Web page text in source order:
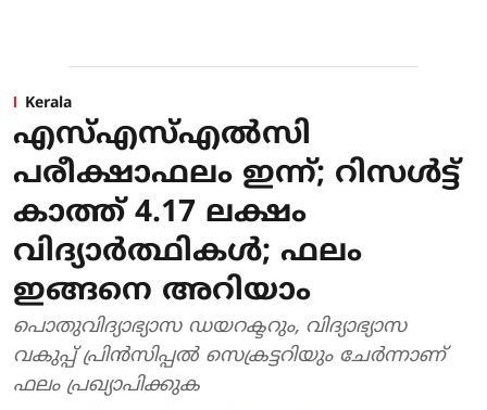
Kerala
എസ്എസ്എല്‍സി
പരീക്ഷാഫലം ഇന്ന്; റിസൾട്ട്
കാത്ത് 4.17 ലക്ഷം
വിദ്യാർത്ഥികൾ; ഫലം
ഇങ്ങനെ അറിയാം
പൊതുവിദ്യാഭ്യാസ ഡയറക്ടറും, വിദ്യാഭ്യാസ
വകുപ്പ് പ്രിന്‍സിപ്പല്‍ സെക്രട്ടറിയും ചേര്‍ന്നാണ്
ഫലം പ്രഖ്യാപിക്കുക